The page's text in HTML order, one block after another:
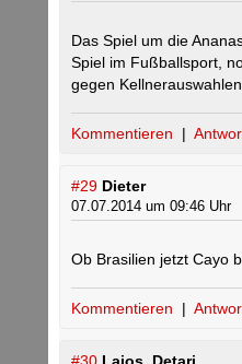
Das Spiel um die
Spiel im Fußballsport,
gegen
Kommentieren |
#29 Dieter
07.07.2014 um 09:46 Uhr
Ob Brasilien jetzt Cayo
Kommentieren |